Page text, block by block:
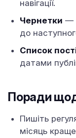
навігації.
Чернетки —
до
Список
датами
Поради
Пишіть
місяць